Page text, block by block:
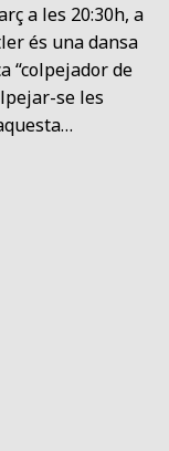
a les 20:30h, a
és una dansa
“colpejador de
se les